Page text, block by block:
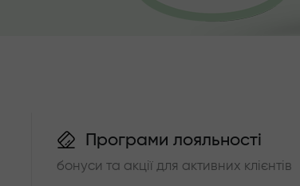
Програми лояльності
бонуси та акції для активних клієнтів